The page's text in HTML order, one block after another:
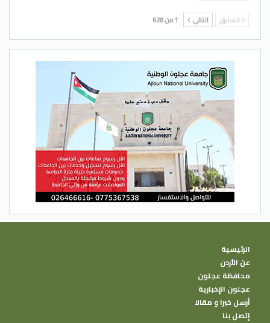
السابق التالي 1 من 628
الرئيسية
عن الأردن
محافظة عجلون
عجلون الإخبارية
أرسل خبرا و مقالا
إتصل بنا